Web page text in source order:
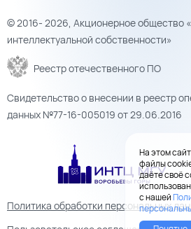
© 2016- 2026, Акционерное общество
интеллектуальной собственности»
Реестр отечественного ПО
Свидетельство о внесении в реестр
данных №77-16-005019 от 29.06.2016
Политика обработки персональных
На этом
файлы
даёте своё
с нашей